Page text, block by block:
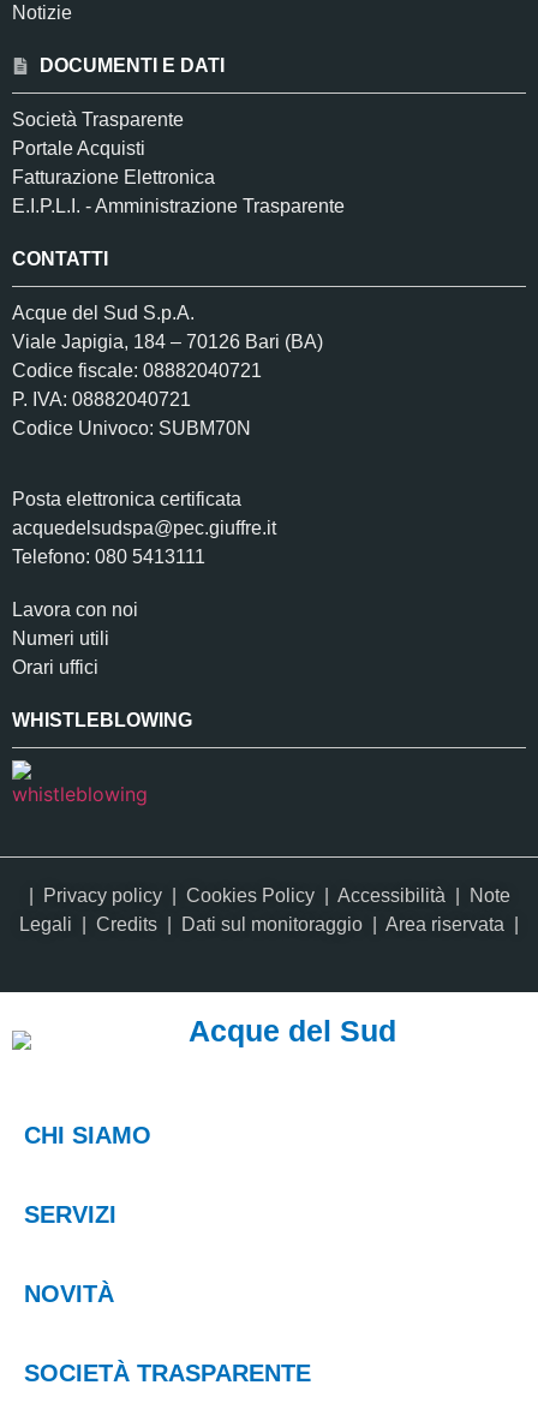
Notizie
DOCUMENTI E DATI
Società Trasparente
Portale Acquisti
Fatturazione Elettronica
E.I.P.L.I. - Amministrazione Trasparente
CONTATTI
Acque del Sud S.p.A.
Viale Japigia, 184 – 70126 Bari (BA)
Codice fiscale: 08882040721
P. IVA: 08882040721
Codice Univoco: SUBM70N
Posta elettronica certificata
acquedelsudspa@pec.giuffre.it
Telefono: 080 5413111
Lavora con noi
Numeri utili
Orari uffici
WHISTLEBLOWING
Privacy policy| Cookies Policy| Accessibilità
Note
Legali
Credits | Dati sul monitoraggio | Area riservata |
Acque del Sud
CHI SIAMO
SERVIZI
NOVITÀ
SOCIETÀ TRASPARENTE